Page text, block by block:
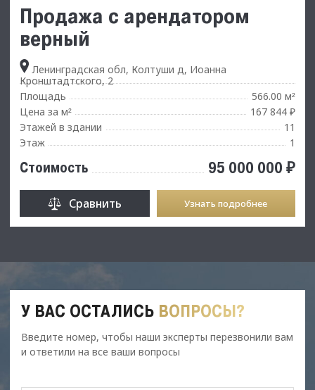
Продажа с арендатором
верный
Ленинградская обл, Колтуши д, Иоанна
Кронштадтского, 2
Площадь
566.00 м²
Цена за м²
167 844 ₽
Этажей в здании
11
Этаж
1
Стоимость 95 000 000 ₽
Сравнить Узнать подробнее
У ВАС ОСТАЛИСЬ ВОПРОСЫ?
Введите номер, чтобы наши эксперты перезвонили вам
и ответили на все ваши вопросы